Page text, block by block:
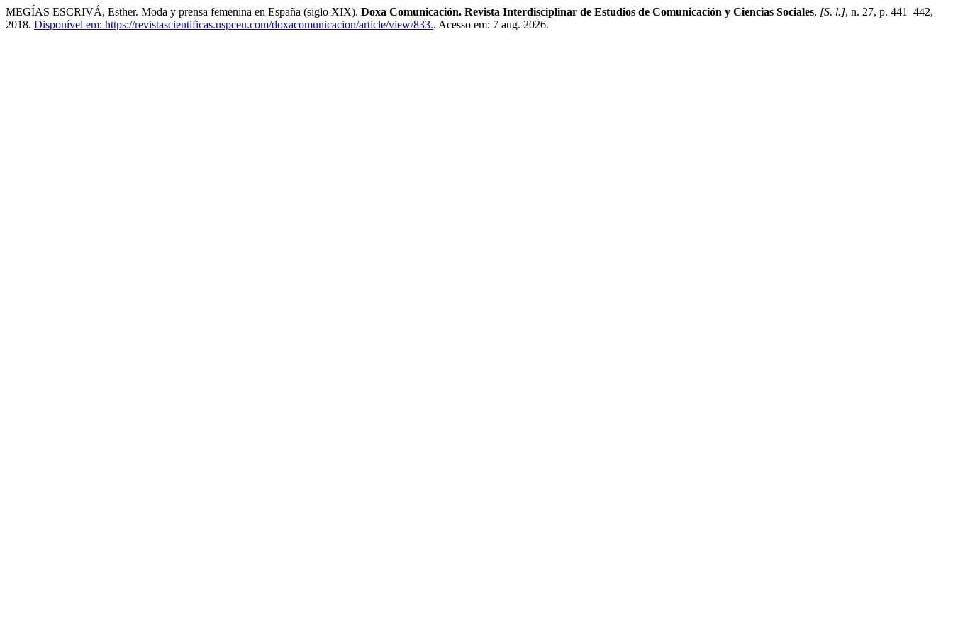
MEGÍAS ESCRIVÁ, Esther. Moda y prensa femenina en España (siglo XIX). Doxa Comunicación. Revista Interdisciplinar de Estudios de Comunicación y Ciencias Sociales, [S. l.], n. 27, p. 441–442,
2018. Disponível em: https://revistascientificas.uspceu.com/doxacomunicacion/article/view/833.. Acesso em: 7 aug. 2026.